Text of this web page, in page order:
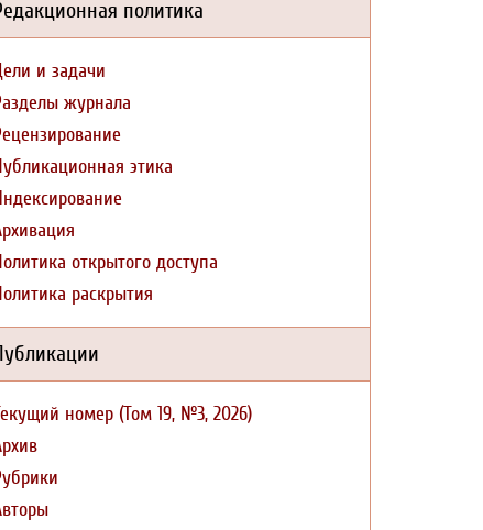
политика
и задачи
журнала
этика
открытого доступа
раскрытия
номер (Том 19, №3, 2026)